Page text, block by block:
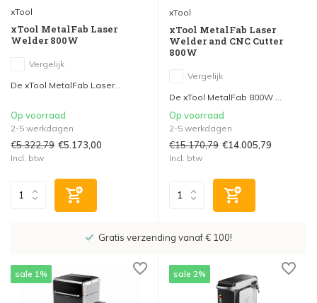
xTool
xTool MetalFab Laser
Welder 800W
Vergelijk
De xTool MetalFab Laser...
Op voorraad
2-5 werkdagen
€5.322,79 €5.173,00
Incl. btw
xTool
xTool MetalFab Laser
Welder and CNC Cutter
800W
Vergelijk
De xTool MetalFab 800W ...
Op voorraad
2-5 werkdagen
€15.170,79 €14.005,79
Incl. btw
Showroom in IJsselstein!
sale 1% sale 2%